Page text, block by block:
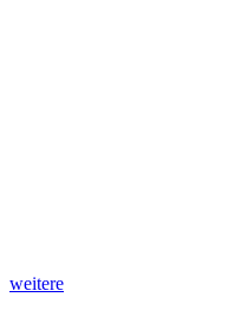
weitere